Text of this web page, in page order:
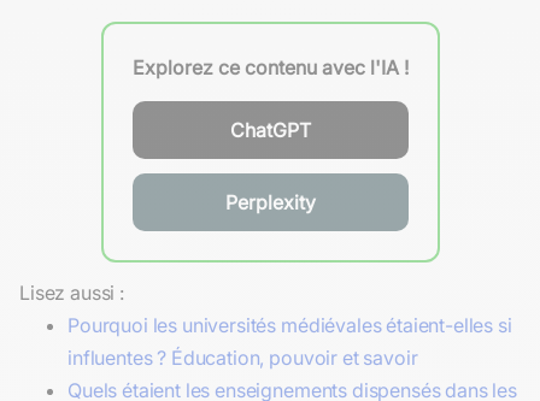
Explorez ce contenu avec l'IA !
ChatGPT
Perplexity
Lisez aussi :
Pourquoi les universités médiévales étaient-elles si
influentes ? Éducation, pouvoir et savoir
Quels étaient les enseignements dispensés dans les